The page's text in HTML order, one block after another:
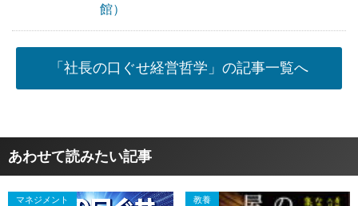
館）
「社長の口ぐせ経営哲学」の記事一覧へ
あわせて読みたい記事
マネジメント 教養